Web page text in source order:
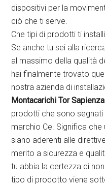
dispositivi per la
ciò che ti serve.
Che tipi di prodotti ti
Se anche tu sei alla
al massimo della qualità
hai finalmente trovato
nostra azienda di
Montacarichi Tor Sapienza
prodotti che sono
marchio Ce. Significa
siano aderenti alle
merito a sicurezza e
tu abbia la certezza di
tipo di prodotto viene